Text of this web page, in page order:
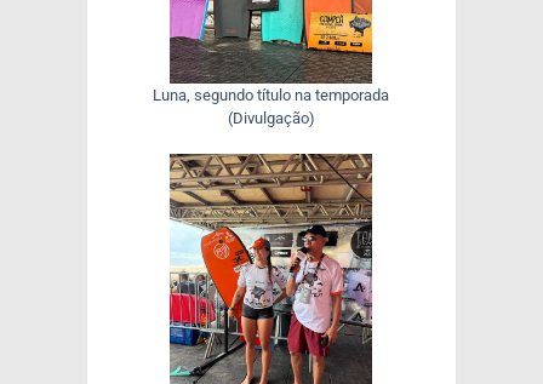
Luna, segundo título na temporada
(Divulgação)